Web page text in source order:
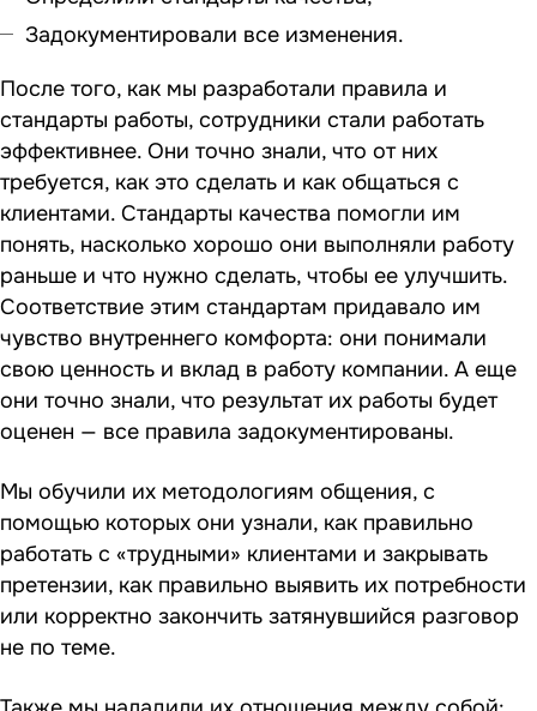
Задокументировали все изменения.
После того, как мы разработали правила и
стандарты работы, сотрудники стали работать
эффективнее. Они точно знали, что от них
требуется, как это сделать и как общаться с
клиентами. Стандарты качества помогли им
понять, насколько хорошо они выполняли работу
раньше и что нужно сделать, чтобы ее улучшить.
Соответствие этим стандартам придавало им
чувство внутреннего комфорта: они понимали
свою ценность и вклад в работу компании. А еще
они точно знали, что результат их работы будет
оценен — все правила задокументированы.
Мы обучили их методологиям общения, с
помощью которых они узнали, как правильно
работать с «трудными» клиентами и закрывать
претензии, как правильно выявить их потребности
или корректно закончить затянувшийся разговор
не по теме.